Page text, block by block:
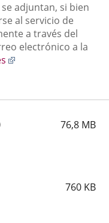
adjuntan, si bien
al servicio de
a través del
electrónico a la
aplicación
76,8 MB
760 KB